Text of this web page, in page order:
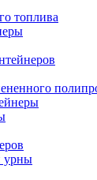
топлива
урны